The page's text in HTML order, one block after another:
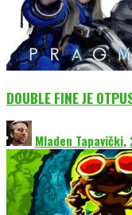
DOUBLE FINE JE
Mladen Tapavički,